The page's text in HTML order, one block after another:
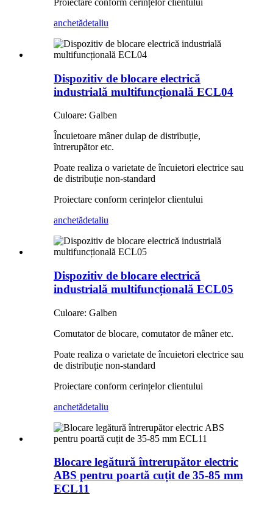
anchetădetaliu
Dispozitiv de blocare electrică
industrială multifuncțională ECL04
Culoare: Galben
Încuietoare mâner dulap de distribuție,
întrerupător etc.
Poate realiza o varietate de încuietori electrice sau
de distribuție non-standard
Proiectare conform cerințelor clientului
anchetădetaliu
Dispozitiv de blocare electrică
industrială multifuncțională ECL05
Culoare: Galben
Comutator de blocare, comutator de mâner etc.
Poate realiza o varietate de încuietori electrice sau
de distribuție non-standard
Proiectare conform cerințelor clientului
anchetădetaliu
Blocare legătură întrerupător electric
ABS pentru poartă cuțit de 35-85 mm
ECL11